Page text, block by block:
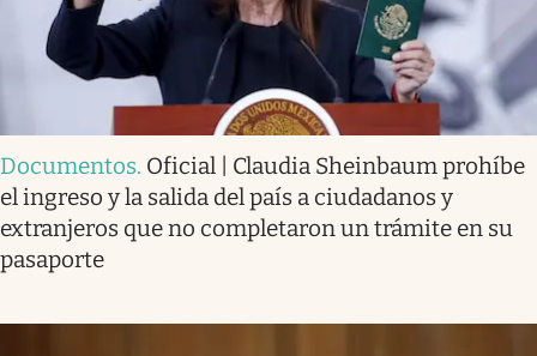
Documentos. Oficial | Claudia Sheinbaum prohíbe
el ingreso y la salida del país a ciudadanos y
extranjeros que no completaron un trámite en su
pasaporte